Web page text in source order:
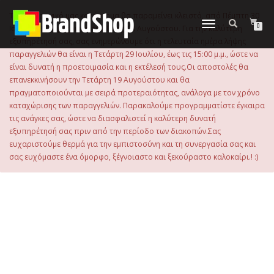
περιεχόμενο
Εναλλαγή
0
Το ηλεκτρονικό μας κατάστημα θα παραμείνει κλειστό, από Πέμπτη 30
Ιουλίου 2026 μέχρι και την Τρίτη 18 Αυγούστου. Για την καλύτερη
εξυπηρέτησή σας, σας ενημερώνουμε ότι η τελευταία ημέρα λήψης
παραγγελιών θα είναι η Τετάρτη 29 Ιουλίου, έως τις 15:00 μ.μ., ώστε να
είναι δυνατή η προετοιμασία και η εκτέλεσή τους.Οι αποστολές θα
επανεκκινήσουν την Τετάρτη 19 Αυγούστου και θα
πραγματοποιούνται με σειρά προτεραιότητας, ανάλογα με τον χρόνο
καταχώρισης των παραγγελιών. Παρακαλούμε προγραμματίστε έγκαιρα
τις ανάγκες σας, ώστε να διασφαλιστεί η καλύτερη δυνατή
εξυπηρέτησή σας πριν από την περίοδο των διακοπών.Σας
ευχαριστούμε θερμά για την εμπιστοσύνη και τη συνεργασία σας και
σας ευχόμαστε ένα όμορφο, ξέγνοιαστο και ξεκούραστο καλοκαίρι.! :)